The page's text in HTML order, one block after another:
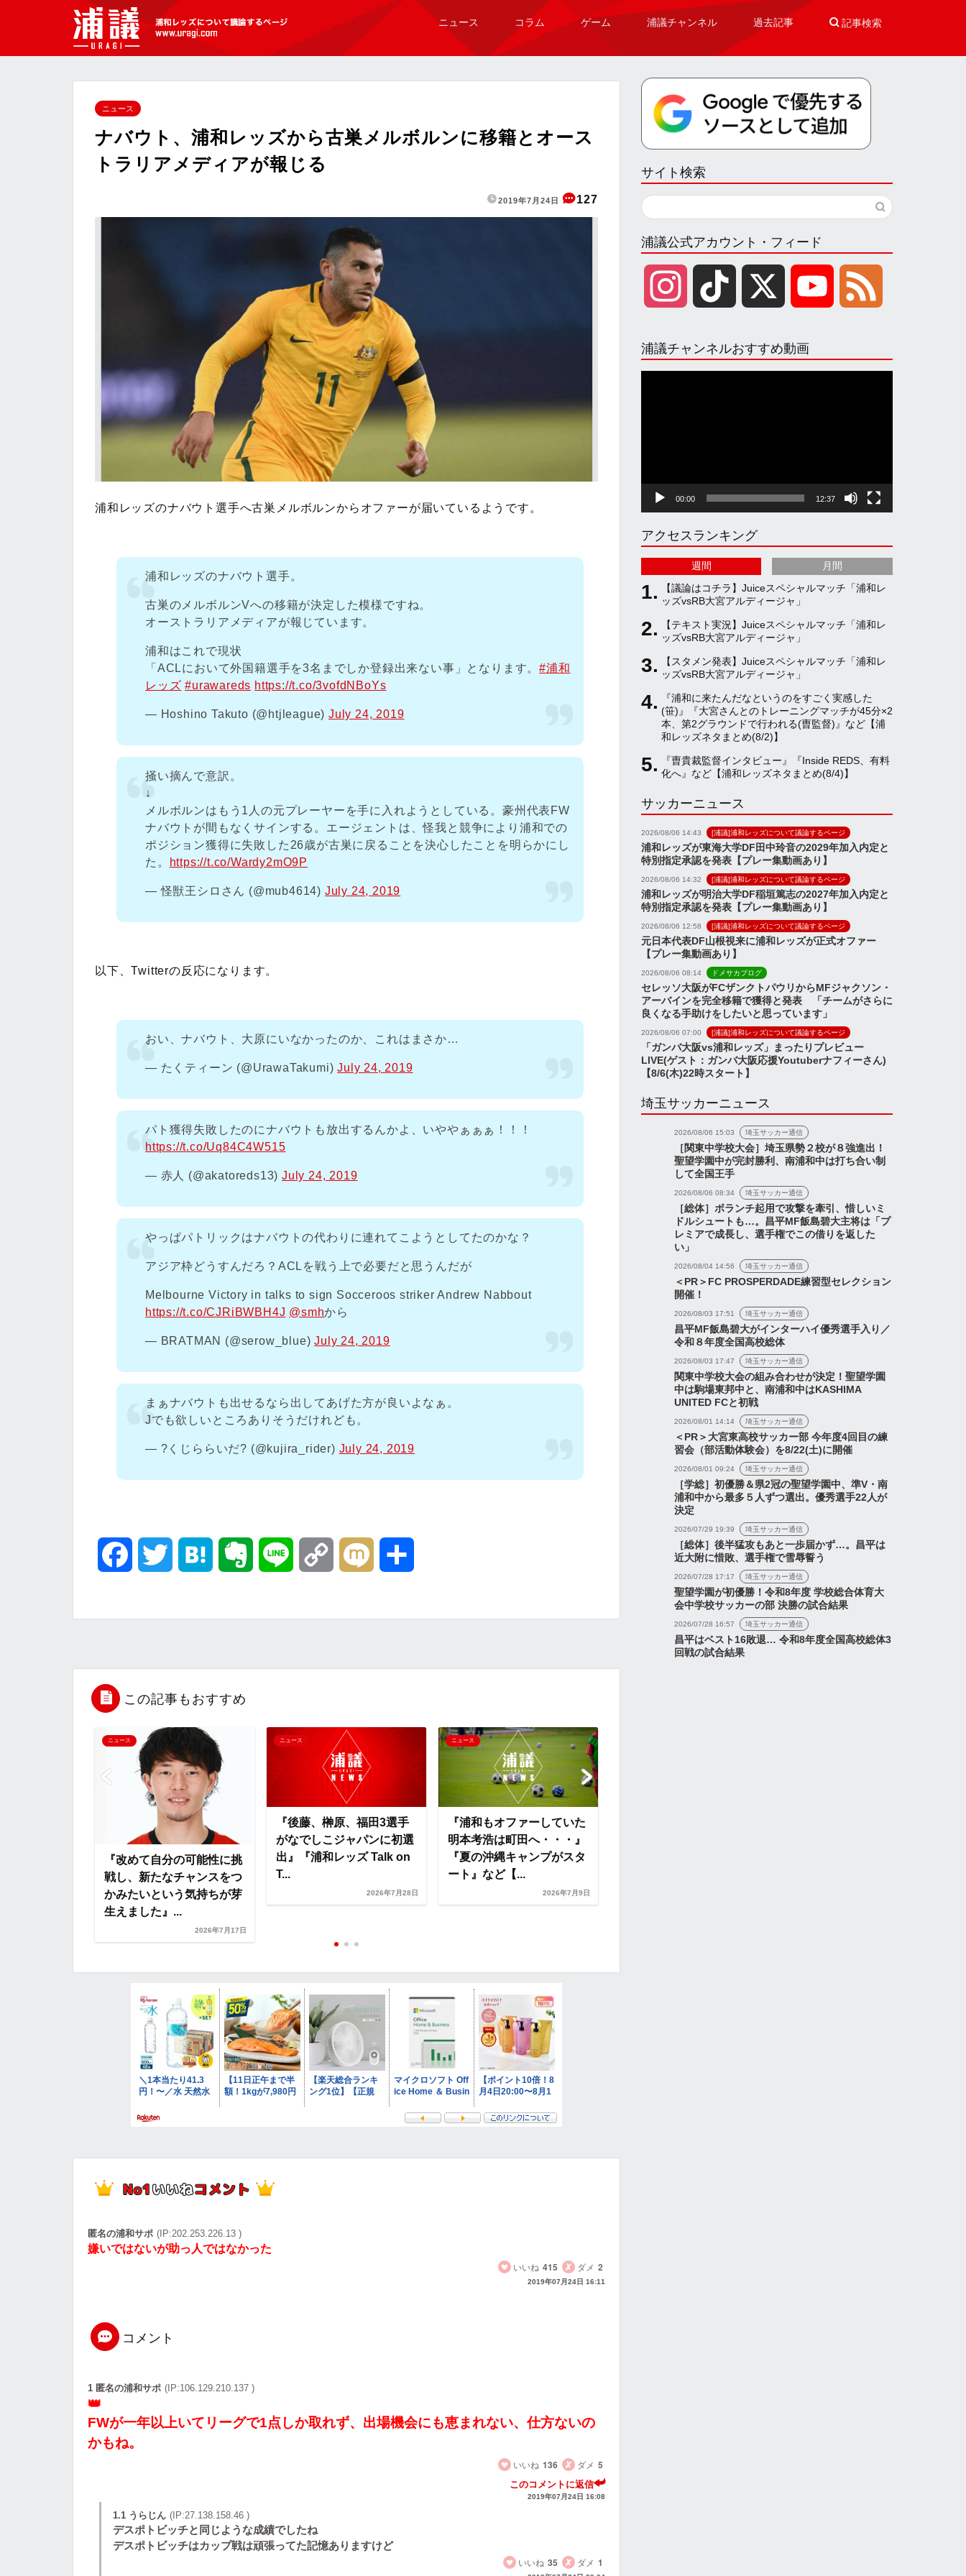
[浦議]浦和レッズについて議論するペ
ニュース コラム ゲーム 浦議チャンネル 過去記事  記事検索
ニュース
ナバウト、浦和レッズから古巣メルボルンに移籍とオース
トラリアメディアが報じる
2019年7月24日 127
浦和レッズのナバウト選手へ古巣メルボルンからオファーが届いているようです。
浦和レッズのナバウト選手。
古巣のメルボルンVへの移籍が決定した模様ですね。
オーストラリアメディアが報じています。
浦和はこれで現状
「ACLにおいて外国籍選手を3名までしか登録出来ない事」となります。#浦和
レッズ #urawareds https://t.co/3vofdNBoYs
— Hoshino Takuto (@htjleague)July 24, 2019
掻い摘んで意訳。
↓
メルボルンはもう1人の元プレーヤーを手に入れようとしている。豪州代表FW
ナバウトが間もなくサインする。エージェントは、怪我と競争により浦和での
ポジション獲得に失敗した26歳が古巣に戻ることを決心したことを明らかにし
た。
https://t.co/Wardy2mO9P
— 怪獣王シロさん (@mub4614) July 24, 2019
以下、Twitterの反応になります。
おい、ナバウト、大原にいなかったのか、これはまさか…
— たくティーン (@UrawaTakumi)July 24, 2019
パト獲得失敗したのにナバウトも放出するんかよ、いややぁぁぁ！！！
https://t.co/Uq84C4W515
— 赤人 (@akatoreds13)July 24, 2019
やっぱパトリックはナバウトの代わりに連れてこようとしてたのかな？
アジア枠どうすんだろ？ACLを戦う上で必要だと思うんだが
Melbourne Victory in talks to sign Socceroos striker Andrew Nabbout
https://t.co/CJRiBWBH4J @smhから
— BRATMAN (@serow_blue)July 24, 2019
まぁナバウトも出せるなら出してあげた方が良いよなぁ。
Jでも欲しいところありそうだけれども。
— ?くじららいだ? (@kujira_rider) July 24, 2019
b
o
t
e
r
n
i
n
k
この記事もおすすめ
ニュース
『改めて自分の可能性に挑
戦し、新たなチャンスをつ
かみたいという気持ちが芽
生えました』...
2026年7月17日
ニュース
『後藤、榊原、福田3選手
がなでしこジャパンに初選
出』『浦和レッズ Talk on
T...
2026年7月28日
ニュース
『浦和もオファーしていた
明本考浩は町田へ・・・』
『夏の沖縄キャンプがスタ
ート』など【...
2026年7月9日
匿名の浦和サポ (IP:202.253.226.13 )
嫌いではないが助っ人ではなかった
いいね 415 ダメ 2
2019年07月24日 16:11
コメント
1 匿名の浦和サポ (IP:106.129.210.137 )
FWが一年以上いてリーグで1点しか取れず、出場機会にも恵まれない、仕方ないの
かもね。
いいね 136 ダメ 5
このコメントに返信
2019年07月24日 16:08
1.1 うらじん (IP:27.138.158.46 )
デスポトビッチと同じような成績でしたね
デスポトビッチはカップ戦は頑張ってた記憶ありますけど
いいね 35 ダメ 1
サイト検索
浦議公式アカウント・フィード
s
g
r
a
m
k
k
u
b
e
C
h
n
n
l
e
浦議チャンネルおすすめ動画
00:00 12:37
アクセスランキング
週間 月間
【議論はコチラ】Juiceスペシャルマッチ「浦和レ
ッズvsRB大宮アルディージャ」
【テキスト実況】Juiceスペシャルマッチ「浦和レ
ッズvsRB大宮アルディージャ」
【スタメン発表】Juiceスペシャルマッチ「浦和レ
ッズvsRB大宮アルディージャ」
『浦和に来たんだなというのをすごく実感した
(笹)』『大宮さんとのトレーニングマッチが45分×2
本、第2グラウンドで行われる(曺監督)』など【浦
和レッズネタまとめ(8/2)】
『曺貴裁監督インタビュー』『Inside REDS、有料
化へ』など【浦和レッズネタまとめ(8/4)】
サッカーニュース
2026/08/06 14:43 [浦議]浦和レッズについて議論するページ
浦和レッズが東海大学DF田中玲音の2029年加入内定と
特別指定承認を発表【プレー集動画あり】
2026/08/06 14:32 [浦議]浦和レッズについて議論するページ
浦和レッズが明治大学DF稲垣篤志の2027年加入内定と
特別指定承認を発表【プレー集動画あり】
2026/08/06 12:58 [浦議]浦和レッズについて議論するページ
元日本代表DF山根視来に浦和レッズが正式オファー
【プレー集動画あり】
2026/08/06 08:14 ドメサカブログ
セレッソ大阪がFCザンクトパウリからMFジャクソン・
アーバインを完全移籍で獲得と発表 「チームがさらに
良くなる手助けをしたいと思っています」
2026/08/06 07:00 [浦議]浦和レッズについて議論するページ
「ガンバ大阪vs浦和レッズ」まったりプレビュー
LIVE(ゲスト：ガンバ大阪応援Youtuberナフィーさん)
【8/6(木)22時スタート】
埼玉サッカーニュース
2026/08/06 15:03 埼玉サッカー通信
［関東中学校大会］埼玉県勢２校が８強進出！
聖望学園中が完封勝利、南浦和中は打ち合い制
して全国王手
2026/08/06 08:34 埼玉サッカー通信
［総体］ボランチ起用で攻撃を牽引、惜しいミ
ドルシュートも…。昌平MF飯島碧大主将は「プ
レミアで成長し、選手権でこの借りを返した
い」
2026/08/04 14:56 埼玉サッカー通信
＜PR＞FC PROSPERDADE練習型セレクション
開催！
2026/08/03 17:51 埼玉サッカー通信
昌平MF飯島碧大がインターハイ優秀選手入り／
令和８年度全国高校総体
2026/08/03 17:47 埼玉サッカー通信
関東中学校大会の組み合わせが決定！聖望学園
中は駒場東邦中と、南浦和中はKASHIMA
UNITED FCと初戦
2026/08/01 14:14 埼玉サッカー通信
＜PR＞大宮東高校サッカー部 今年度4回目の練
習会（部活動体験会）を8/22(土)に開催
2026/08/01 09:24 埼玉サッカー通信
［学総］初優勝＆県2冠の聖望学園中、準V・南
浦和中から最多５人ずつ選出。優秀選手22人が
決定
2026/07/29 19:39 埼玉サッカー通信
［総体］後半猛攻もあと一歩届かず…。昌平は
近大附に惜敗、選手権で雪辱誓う
2026/07/28 17:17 埼玉サッカー通信
聖望学園が初優勝！令和8年度 学校総合体育大
会中学校サッカーの部 決勝の試合結果
2026/07/28 16:57 埼玉サッカー通信
昌平はベスト16敗退… 令和8年度全国高校総体3
回戦の試合結果